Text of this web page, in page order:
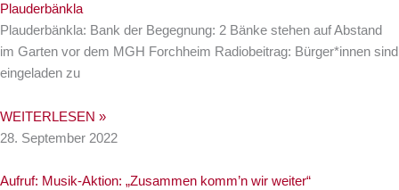
Plauderbänkla
Plauderbänkla: Bank der Begegnung: 2 Bänke stehen auf Abstand
im Garten vor dem MGH Forchheim Radiobeitrag: Bürger*innen sind
eingeladen zu
WEITERLESEN »
28. September 2022
Aufruf: Musik-Aktion: „Zusammen komm’n wir weiter“